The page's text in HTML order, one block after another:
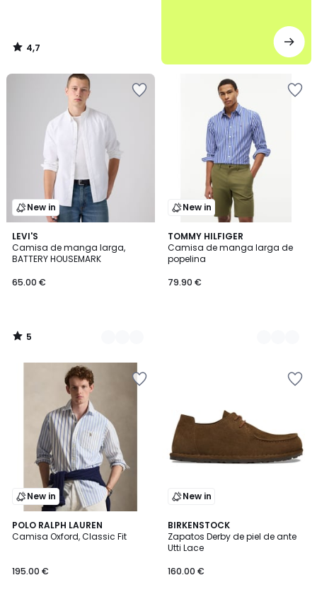
4,7
/
New in
LEVI'S
Camisa de manga larga,
BATTERY HOUSEMARK
65.00 €
5
/
5
2
Colores
5
/
New in
TOMMY HILFIGER
Camisa de manga larga de
popelina
79.90 €
2
Colores
New in
POLO RALPH LAUREN
Camisa Oxford, Classic Fit
195.00 €
New in
BIRKENSTOCK
Zapatos Derby de piel de ante
Utti Lace
160.00 €